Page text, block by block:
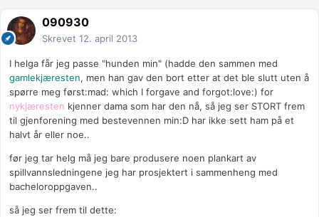
090930
Skrevet 12. april 2013
I helga får jeg passe "hunden min" (hadde den sammen med
gamlekjæresten, men han gav den bort etter at det ble slutt uten å
spørre meg først:mad: which I forgave and forgot:love:) for
nykjæresten kjenner dama som har den nå, så jeg ser STORT frem
til gjenforening med bestevennen min:D har ikke sett ham på et
halvt år eller noe..
før jeg tar helg må jeg bare produsere noen plankart av
spillvannsledningene jeg har prosjektert i sammenheng med
bacheloroppgaven..
så jeg ser frem til dette: